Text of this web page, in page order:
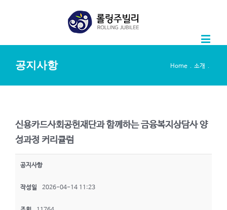
공지사항 Home 소개
신용카드사회공헌재단과 함께하는 금융복지상담사 양
성과정 커리큘럼
공지사항
작성일 2026-04-14 11:23